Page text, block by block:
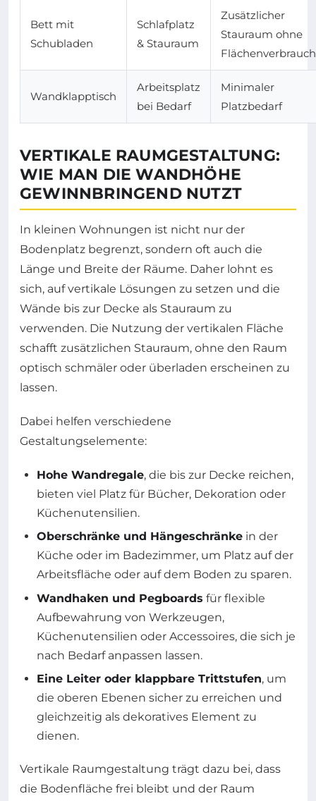
Bett mit
Schubladen
Schlafplatz
& Stauraum
Zusätzlicher
Stauraum ohne
Flächenverbrauch
Wandklapptisch
Arbeitsplatz
bei Bedarf
Minimaler
Platzbedarf
VERTIKALE RAUMGESTALTUNG:
WIE MAN DIE WANDHÖHE
GEWINNBRINGEND NUTZT
In kleinen Wohnungen ist nicht nur der
Bodenplatz begrenzt, sondern oft auch die
Länge und Breite der Räume. Daher lohnt es
sich, auf vertikale Lösungen zu setzen und die
Wände bis zur Decke als Stauraum zu
verwenden. Die Nutzung der vertikalen Fläche
schafft zusätzlichen Stauraum, ohne den Raum
optisch schmäler oder überladen erscheinen zu
lassen.
Dabei helfen verschiedene
Gestaltungselemente:
Hohe Wandregale, die bis zur Decke reichen,
bieten viel Platz für Bücher, Dekoration oder
Küchenutensilien.
Oberschränke und Hängeschränke in der
Küche oder im Badezimmer, um Platz auf der
Arbeitsfläche oder auf dem Boden zu sparen.
Wandhaken und Pegboards für flexible
Aufbewahrung von Werkzeugen,
Küchenutensilien oder Accessoires, die sich je
nach Bedarf anpassen lassen.
Eine Leiter oder klappbare Trittstufen, um
die oberen Ebenen sicher zu erreichen und
gleichzeitig als dekoratives Element zu
dienen.
Vertikale Raumgestaltung trägt dazu bei, dass
die Bodenfläche frei bleibt und der Raum